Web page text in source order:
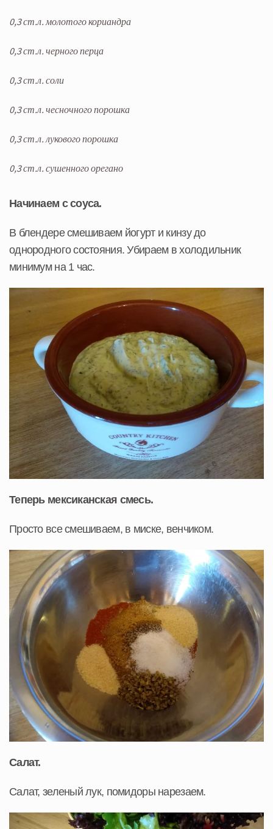
0,3 ст.л. молотого кориандра
0,3 ст.л. черного перца
0,3 ст.л. соли
0,3 ст.л. чесночного порошка
0,3 ст.л. лукового порошка
0,3 ст.л. сушенного орегано
Начинаем с соуса.
В блендере смешиваем йогурт и кинзу до
однородного состояния. Убираем в холодильник
минимум на 1 час.
Теперь мексиканская смесь.
Просто все смешиваем, в миске, венчиком.
Салат.
Салат, зеленый лук, помидоры нарезаем.